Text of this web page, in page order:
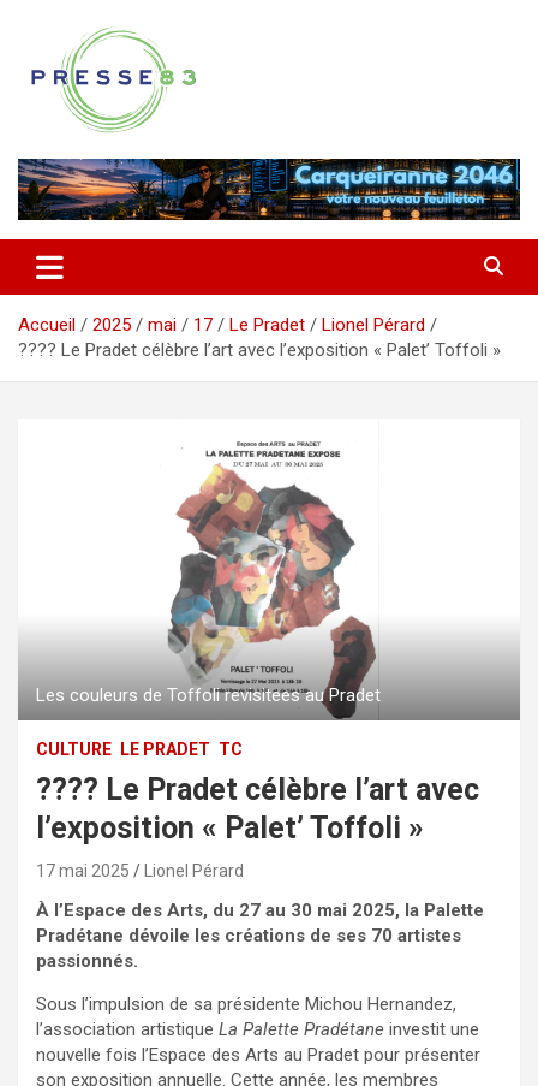
contenu
Presse 83
Accueil 2025 mai 17 Le Pradet
Lionel Pérard
???? Le Pradet célèbre l’art avec l’exposition « Palet’ Toffoli »
Les couleurs de Toffoli revisitees au Pradet
CULTURE LE PRADET TC
???? Le Pradet célèbre l’art avec
l’exposition « Palet’ Toffoli »
17 mai 2025 Lionel Pérard
À l’Espace des Arts, du 27 au 30 mai 2025, la Palette
Pradétane dévoile les créations de ses 70 artistes
passionnés.
Sous l’impulsion de sa présidente Michou Hernandez,
l’association artistique La Palette Pradétane investit une
nouvelle fois l’Espace des Arts au Pradet pour présenter
son exposition annuelle. Cette année, les membres